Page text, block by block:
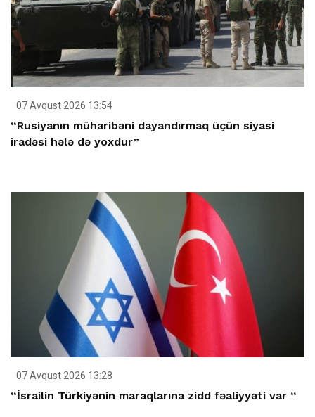
07 Avqust 2026 13:54
“Rusiyanın müharibəni dayandırmaq üçün siyasi
iradəsi hələ də yoxdur”
07 Avqust 2026 13:28
“İsrailin Türkiyənin maraqlarına zidd fəaliyyəti var “